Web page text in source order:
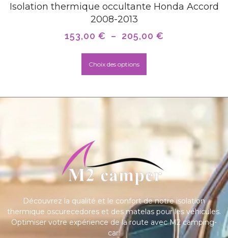
Isolation thermique occultante Honda Accord
2008-2013
153,00 € – 205,00 €
Choix des options
Découvrez la qualité et le confort de notre isolation
thermique oscurecedores et des matelas pour les véhicules.
Optimiser votre expérience de la route avec M2 camping-
car.